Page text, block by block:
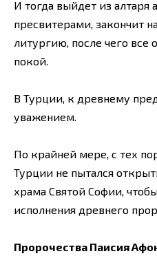
И тогда выйдет из алтаря
пресвитерами, закончит
литургию, после чего все
покой.
В Турции, к древнему
уважением.
По крайней мере, с тех
Турции не пытался
храма Святой Софии,
исполнения древнего
Пророчества Паисия